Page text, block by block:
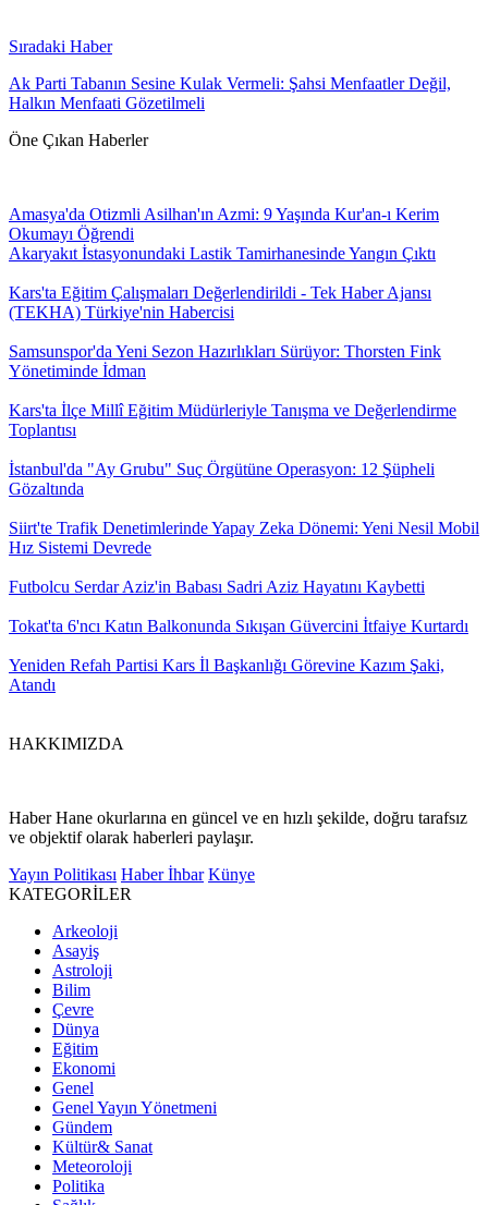
Sıradaki Haber
Ak Parti Tabanın Sesine Kulak Vermeli: Şahsi Menfaatler Değil,
Halkın Menfaati Gözetilmeli
Öne Çıkan Haberler
Amasya'da Otizmli Asilhan'ın Azmi: 9 Yaşında Kur'an-ı Kerim
Okumayı Öğrendi
Akaryakıt İstasyonundaki Lastik Tamirhanesinde Yangın Çıktı
Kars'ta Eğitim Çalışmaları Değerlendirildi - Tek Haber Ajansı
(TEKHA) Türkiye'nin Habercisi
Samsunspor'da Yeni Sezon Hazırlıkları Sürüyor: Thorsten Fink
Yönetiminde İdman
Kars'ta İlçe Millî Eğitim Müdürleriyle Tanışma ve Değerlendirme
Toplantısı
İstanbul'da "Ay Grubu" Suç Örgütüne Operasyon: 12 Şüpheli
Gözaltında
Siirt'te Trafik Denetimlerinde Yapay Zeka Dönemi: Yeni Nesil Mobil
Hız Sistemi Devrede
Futbolcu Serdar Aziz'in Babası Sadri Aziz Hayatını Kaybetti
Tokat'ta 6'ncı Katın Balkonunda Sıkışan Güvercini İtfaiye Kurtardı
Yeniden Refah Partisi Kars İl Başkanlığı Görevine Kazım Şaki,
Atandı
HAKKIMIZDA
Haber Hane okurlarına en güncel ve en hızlı şekilde, doğru tarafsız
ve objektif olarak haberleri paylaşır.
Yayın Politikası Haber İhbar Künye
KATEGORİLER
Arkeoloji
Asayiş
Astroloji
Bilim
Çevre
Dünya
Eğitim
Ekonomi
Genel
Genel Yayın Yönetmeni
Gündem
Kültür& Sanat
Meteoroloji
Politika